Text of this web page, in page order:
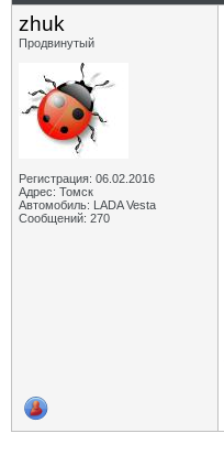
zhuk
Продвинутый
Регистрация: 06.02.2016
Адрес: Томск
Автомобиль: LADA Vesta
Сообщений: 270